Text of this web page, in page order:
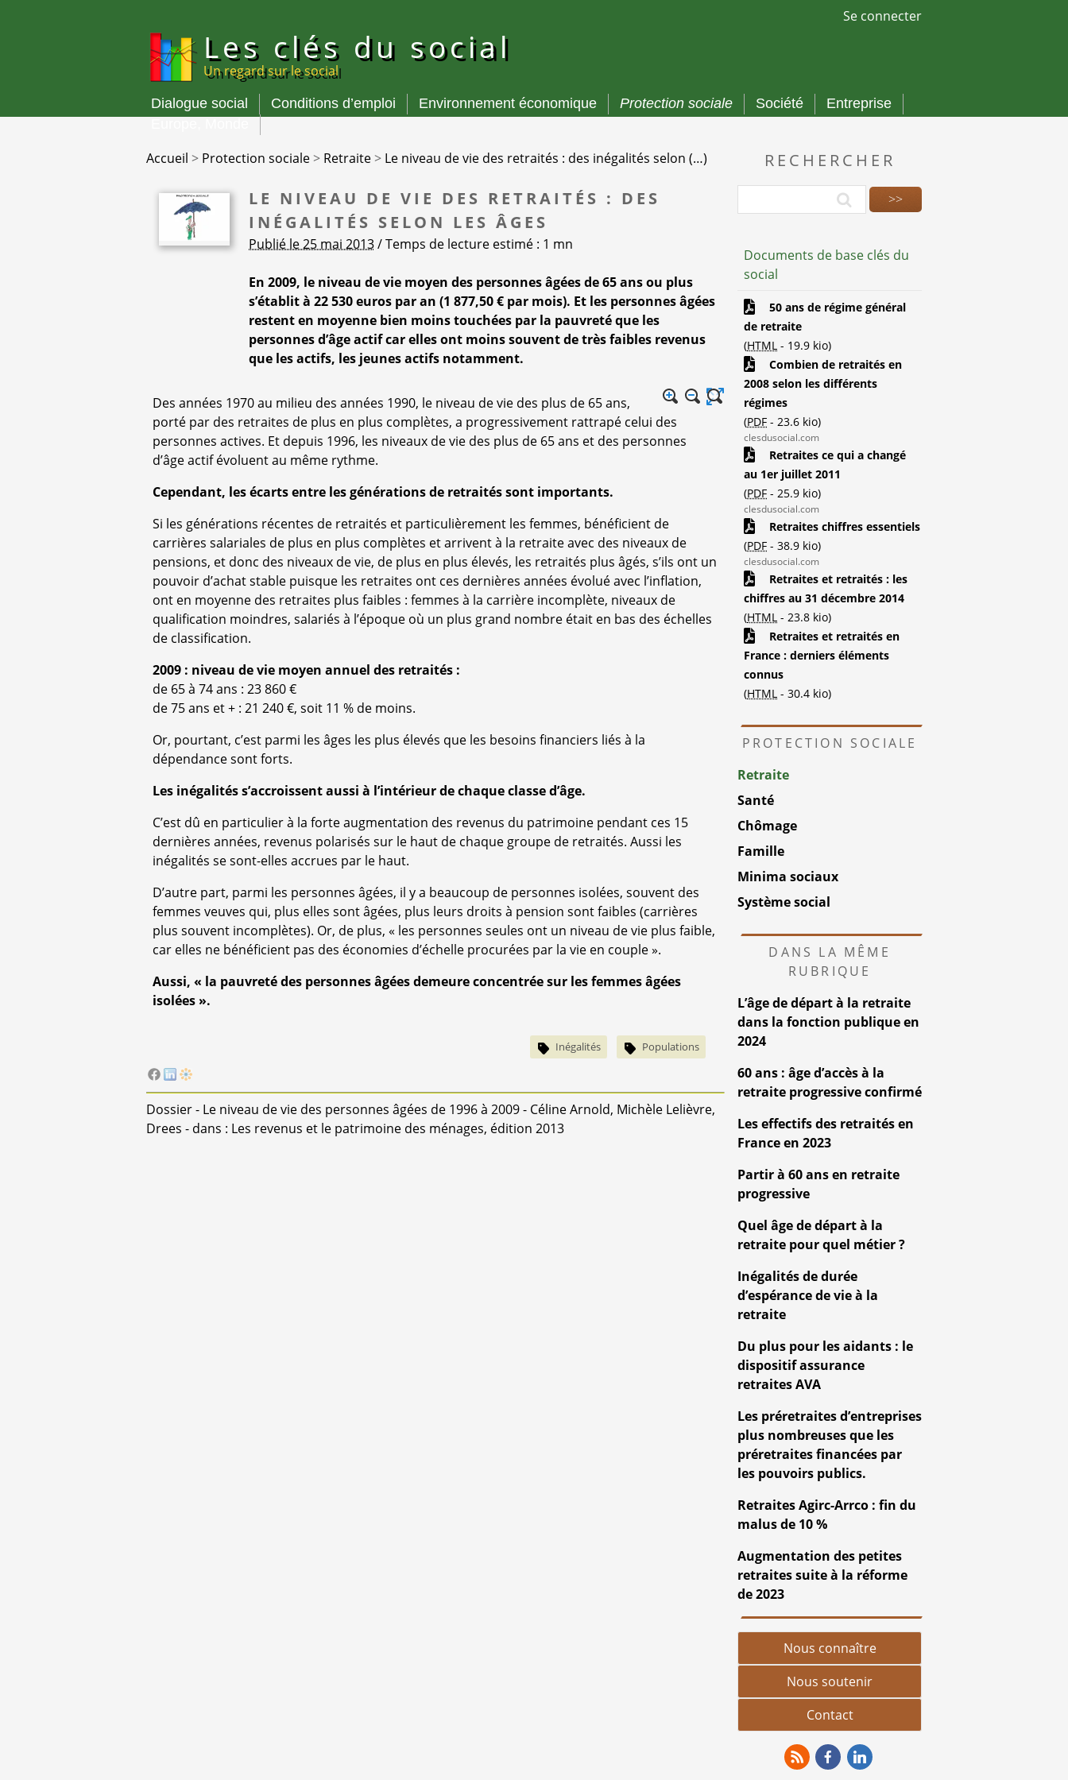
Se connecter
Les clés du social
Un regard sur le social
Menu
Dialogue social Conditions d’emploi Environnement économique Protection sociale Société
Entreprise
Accueil > Protection sociale> Retraite> Le niveau de vie des retraités : des inégalités selon (…)
LE NIVEAU DE VIE DES RETRAITÉS : DES
INÉGALITÉS SELON LES ÂGES
Publié le 25 mai 2013/ Temps de lecture estimé : 1 mn
En 2009, le niveau de vie moyen des personnes âgées de 65 ans ou plus
s’établit à 22 530 euros par an (1 877,50 € par mois). Et les personnes âgées
restent en moyenne bien moins touchées par la pauvreté que les
personnes d’âge actif car elles ont moins souvent de très faibles revenus
que les actifs, les jeunes actifs notamment.
Des années 1970 au milieu des années 1990, le niveau de vie des plus de 65 ans,
porté par des retraites de plus en plus complètes, a progressivement rattrapé celui des
personnes actives. Et depuis 1996, les niveaux de vie des plus de 65 ans et des personnes
d’âge actif évoluent au même rythme.
Cependant, les écarts entre les générations de retraités sont importants.
Si les générations récentes de retraités et particulièrement les femmes, bénéficient de
carrières salariales de plus en plus complètes et arrivent à la retraite avec des niveaux de
pensions, et donc des niveaux de vie, de plus en plus élevés, les retraités plus âgés, s’ils ont un
pouvoir d’achat stable puisque les retraites ont ces dernières années évolué avec l’inflation,
ont en moyenne des retraites plus faibles : femmes à la carrière incomplète, niveaux de
qualification moindres, salariés à l’époque où un plus grand nombre était en bas des échelles
de classification.
2009 : niveau de vie moyen annuel des retraités :
de 65 à 74 ans : 23 860 €
de 75 ans et + : 21 240 €, soit 11 % de moins.
Or, pourtant, c’est parmi les âges les plus élevés que les besoins financiers liés à la
dépendance sont forts.
Les inégalités s’accroissent aussi à l’intérieur de chaque classe d’âge.
C’est dû en particulier à la forte augmentation des revenus du patrimoine pendant ces 15
dernières années, revenus polarisés sur le haut de chaque groupe de retraités. Aussi les
inégalités se sont-elles accrues par le haut.
D’autre part, parmi les personnes âgées, il y a beaucoup de personnes isolées, souvent des
femmes veuves qui, plus elles sont âgées, plus leurs droits à pension sont faibles (carrières
plus souvent incomplètes). Or, de plus, « les personnes seules ont un niveau de vie plus faible,
car elles ne bénéficient pas des économies d’échelle procurées par la vie en couple ».
Aussi, « la pauvreté des personnes âgées demeure concentrée sur les femmes âgées
isolées ».
Inégalités Populations
Dossier - Le niveau de vie des personnes âgées de 1996 à 2009 - Céline Arnold, Michèle Lelièvre,
Drees - dans : Les revenus et le patrimoine des ménages, édition 2013
RECHERCHER
Documents de base clés du
social
50 ans de régime général
de retraite
(HTML - 19.9 kio)
Combien de retraités en
2008 selon les différents
régimes
(PDF - 23.6 kio)
clesdusocial.com
Retraites ce qui a changé
au 1er juillet 2011
(PDF - 25.9 kio)
clesdusocial.com
Retraites chiffres essentiels
(PDF -38.9 kio)
clesdusocial.com
Retraites et retraités : les
chiffres au 31 décembre 2014
(HTML - 23.8 kio)
Retraites et retraités en
France : derniers éléments
connus
(HTML -30.4 kio)
PROTECTION SOCIALE
Retraite
Santé
Chômage
Famille
Minima sociaux
Système social
DANS LA MÊME
RUBRIQUE
L’âge de départ à la retraite
dans la fonction publique en
2024
60 ans : âge d’accès à la
retraite progressive confirmé
Les effectifs des retraités en
France en 2023
Partir à 60 ans en retraite
progressive
Quel âge de départ à la
retraite pour quel métier ?
Inégalités de durée
d’espérance de vie à la
retraite
Du plus pour les aidants : le
dispositif assurance
retraites AVA
Les préretraites d’entreprises
plus nombreuses que les
préretraites financées par
les pouvoirs publics.
Retraites Agirc-Arrco : fin du
malus de 10 %
Augmentation des petites
retraites suite à la réforme
de 2023
Nous connaître
Nous soutenir
Contact